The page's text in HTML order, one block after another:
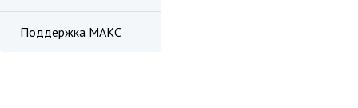
Поддержка МАКС